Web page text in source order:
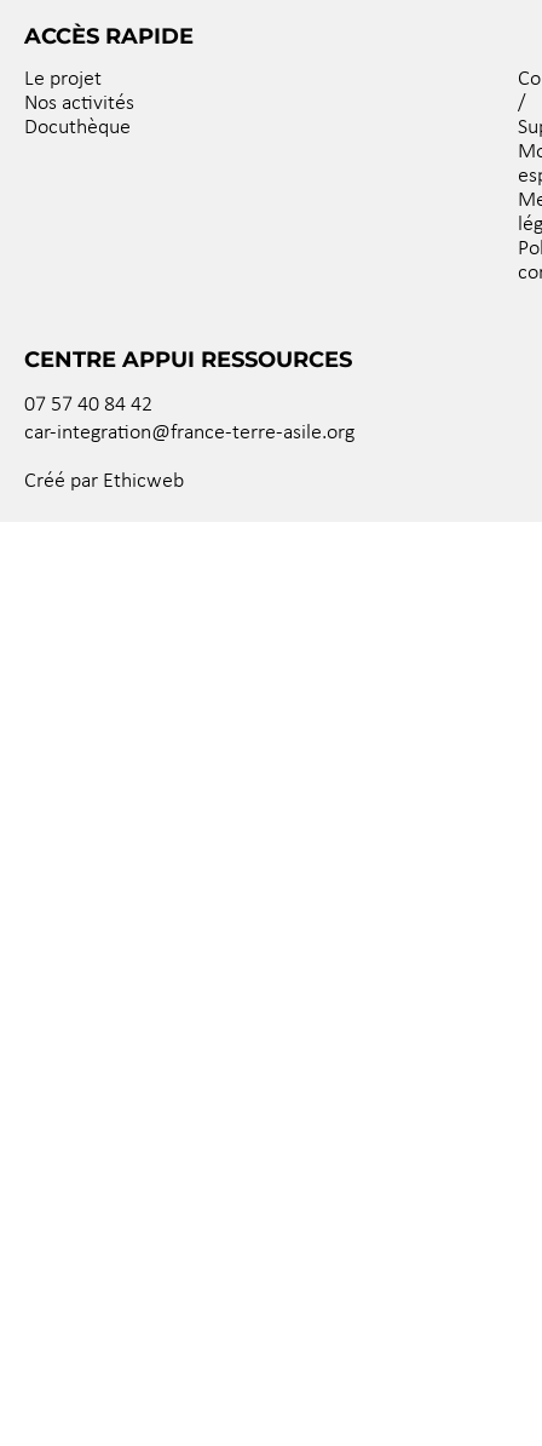
ACCÈS RAPIDE
Le projet
Nos activités
Docuthèque
/
CENTRE APPUI RESSOURCES
07 57 40 84 42
car-integration@france-terre-asile.org
Créé par Ethicweb